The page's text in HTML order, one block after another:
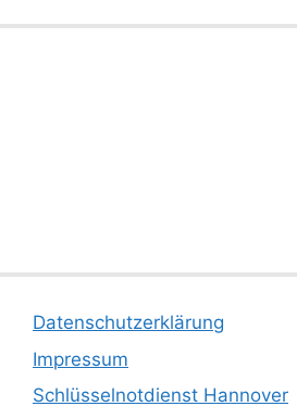
Datenschutzerklärung
Impressum
Schlüsselnotdienst Hannover